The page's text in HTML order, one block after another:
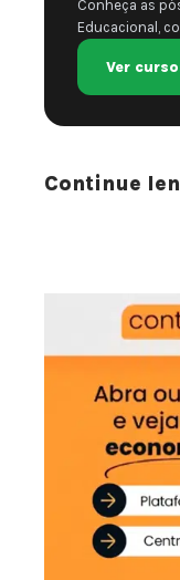
Conheça as
Educacional,
Ver
Continue